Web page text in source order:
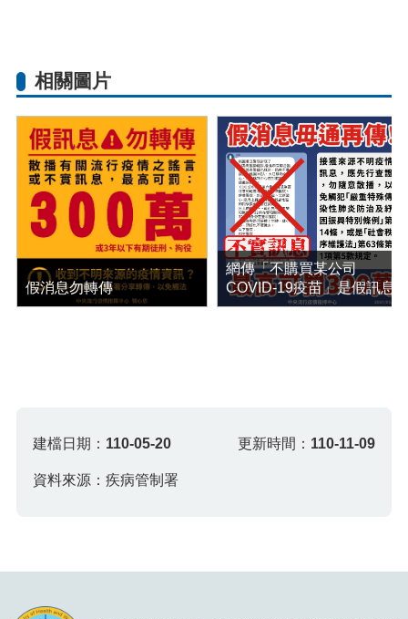
相關圖片
假消息勿轉傳
網傳「不購買某公司
COVID-19疫苗」是假訊息
建檔日期： 110-05-20 更新時間： 110-11-09
資料來源：疾病管制署